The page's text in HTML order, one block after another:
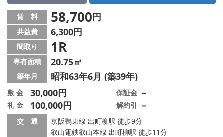
スタッフ紹介
賃貸管理の北白川店
店舗情報·アクセス
会社概要
メールでお問い合わせ
賃 料 58,700円
共益費 6,300円
間取り 1R
専有面積 20.75㎡
築年月 昭和63年6月 (築39年)
敷 金 30,000円
礼 金 100,000円
保証金 －
解約引 －
交 通
京阪鴨東線 出町柳駅 徒歩9分
叡山電鉄叡山本線 出町柳駅 徒歩11分